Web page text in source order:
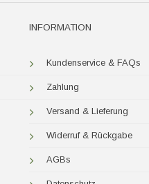
INFORMATION
Kundenservice & FAQs
Zahlung
Versand & Lieferung
Widerruf & Rückgabe
AGBs